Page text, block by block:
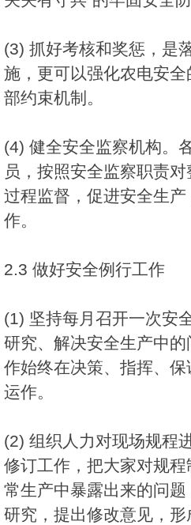
(3) 抓好考核和奖惩，是
施，更可以强化农电安
部约束机制。
(4) 健全安全监察机构。
员，按照安全监察职责
过程监督，促进安全生
作。
2.3 做好安全例行工作
(1) 坚持每月召开一次安
研究、解决安全生产中
作始终在决策、指挥、
运作。
(2) 组织人力对现场规程
修订工作，把大家对规程
常生产中暴露出来的问
研究，提出修改意见，